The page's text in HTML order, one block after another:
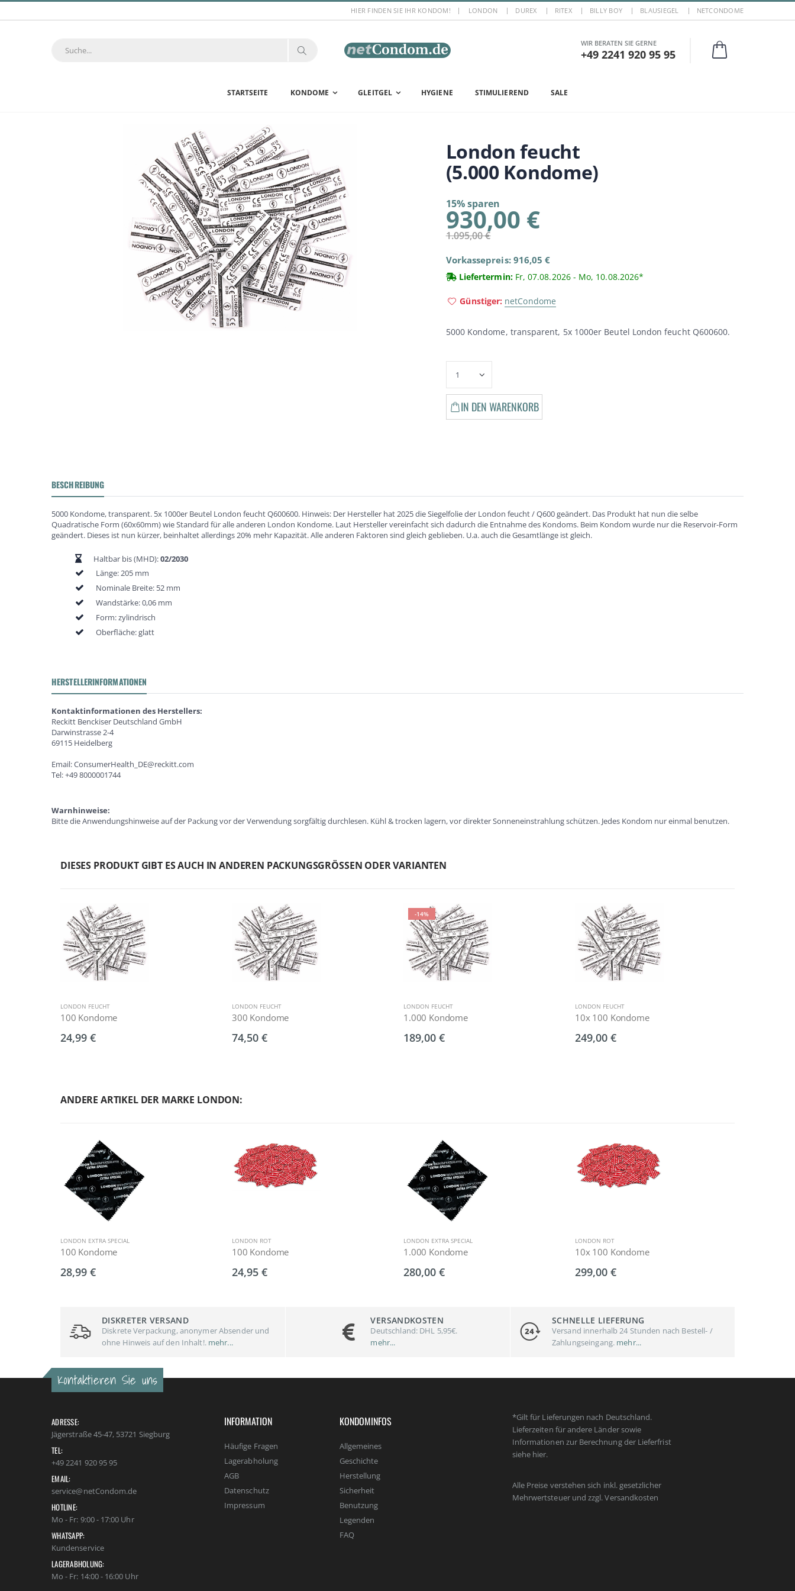
HIER FINDEN SIE IHR KONDOM! LONDON DUREX RITEX BILLY BOY BLAUSIEGEL NETCONDOME
WIR BERATEN SIE GERNE
+49 2241 920 95 95
STARTSEITE KONDOME GLEITGEL HYGIENE STIMULIEREND SALE
Londonfeucht
(5.000 Kondome)
15% sparen
930,00 €
1.095,00 €
Vorkassepreis: 916,05 €
Liefertermin:Fr, 07.08.2026 - Mo, 10.08.2026*
Günstiger: netCondome
5000 Kondome, transparent, 5x 1000er Beutel London feucht Q600600.
IN DEN WARENKORB
BESCHREIBUNG
5000 Kondome, transparent. 5x 1000er Beutel London feucht Q600600. Hinweis: Der Hersteller hat 2025 die Siegelfolie der London feucht / Q600 geändert. Das Produkt hat nun die selbe
Quadratische Form (60x60mm) wie Standard für alle anderen London Kondome. Laut Hersteller vereinfacht sich dadurch die Entnahme des Kondoms. Beim Kondom wurde nur die Reservoir-Form
geändert. Dieses ist nun kürzer, beinhaltet allerdings 20% mehr Kapazität. Alle anderen Faktoren sind gleich geblieben. U.a. auch die Gesamtlänge ist gleich.
Haltbar bis (MHD):02/2030
Länge: 205 mm
Nominale Breite: 52 mm
Wandstärke: 0,06 mm
Form: zylindrisch
Oberfläche: glatt
HERSTELLERINFORMATIONEN
Kontaktinformationen des Herstellers:
Reckitt Benckiser Deutschland GmbH
Darwinstrasse 2-4
69115 Heidelberg
Email: ConsumerHealth_DE@reckitt.com
Tel: +49 8000001744
Warnhinweise:
Bitte die Anwendungshinweise auf der Packung vor der Verwendung sorgfältig durchlesen. Kühl & trocken lagern, vor direkter Sonneneinstrahlung schützen. Jedes Kondom nur einmal benutzen.
DIESES PRODUKT GIBT ES AUCH IN ANDEREN PACKUNGSGRÖSSEN ODER VARIANTEN
LONDON FEUCHT
100 Kondome
24,99 €
LONDON FEUCHT
300 Kondome
74,50 €
-14%
LONDON FEUCHT
1.000 Kondome
189,00 €
LONDON FEUCHT
10x 100 Kondome
249,00 €
ANDERE ARTIKEL DER MARKE LONDON:
LONDON EXTRA SPECIAL
100 Kondome
28,99 €
LONDON ROT
100 Kondome
24,95 €
LONDON EXTRA SPECIAL
1.000 Kondome
280,00 €
LONDON ROT
10x 100 Kondome
299,00 €
DISKRETER VERSAND
Diskrete Verpackung, anonymer Absender und
ohne Hinweis auf den Inhalt!.mehr...
VERSANDKOSTEN
Deutschland: DHL 5,95€.
mehr...
SCHNELLE LIEFERUNG
Versand innerhalb 24 Stunden nach Bestell- /
Zahlungseingang. mehr...
Kontaktieren Sie uns
ADRESSE:
Jägerstraße 45-47, 53721 Siegburg
TEL:
+49 2241 920 95 95
EMAIL:
service@netCondom.de
HOTLINE:
Mo - Fr: 9:00 - 17:00 Uhr
WHATSAPP:
Kundenservice
LAGERABHOLUNG:
Mo - Fr: 14:00 - 16:00 Uhr
INFORMATION
Häufige Fragen
Lagerabholung
AGB
Datenschutz
Impressum
KONDOMINFOS
Allgemeines
Geschichte
Herstellung
Sicherheit
Benutzung
Legenden
FAQ
*Gilt für Lieferungen nach Deutschland.
Lieferzeiten für andere Länder sowie
Informationen zur Berechnung der Lieferfrist
siehe hier.
Alle Preise verstehen sich inkl. gesetzlicher
Mehrwertsteuer und zzgl.Versandkosten